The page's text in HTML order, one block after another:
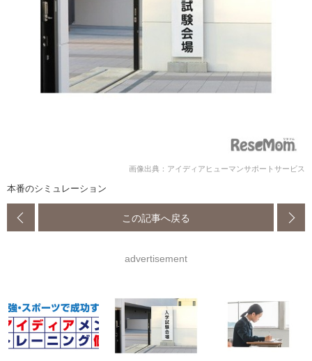
画像出典：アイディアヒューマンサポートサービス
本番のシミュレーション
この記事へ戻る
advertisement